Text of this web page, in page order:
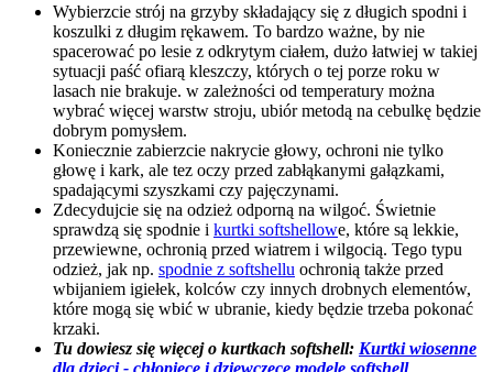
Wybierzcie strój na grzyby składający się z długich spodni i
koszulki z długim rękawem. To bardzo ważne, by nie
spacerować po lesie z odkrytym ciałem, dużo łatwiej w takiej
sytuacji paść ofiarą kleszczy, których o tej porze roku w
lasach nie brakuje. w zależności od temperatury można
wybrać więcej warstw stroju, ubiór metodą na cebulkę będzie
dobrym pomysłem.
Koniecznie zabierzcie nakrycie głowy, ochroni nie tylko
głowę i kark, ale tez oczy przed zabłąkanymi gałązkami,
spadającymi szyszkami czy pajęczynami.
Zdecydujcie się na odzież odporną na wilgoć. Świetnie
sprawdzą się spodnie i kurtki softshellowe, które są lekkie,
przewiewne, ochronią przed wiatrem i wilgocią. Tego typu
odzież, jak np. spodnie z softshellu ochronią także przed
wbijaniem igiełek, kolców czy innych drobnych elementów,
które mogą się wbić w ubranie, kiedy będzie trzeba pokonać
krzaki.
Tu dowiesz się więcej o kurtkach softshell: Kurtki wiosenne
dla dzieci - chłopięce i dziewczęce modele softshell